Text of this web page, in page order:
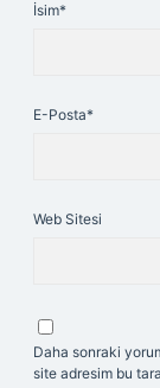
İsim*
E-Posta*
Web Sitesi
Daha sonraki
site adresim bu